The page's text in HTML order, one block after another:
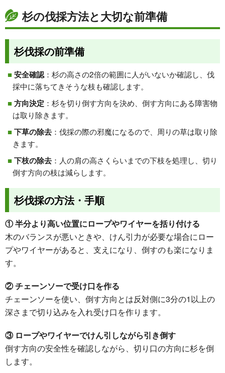
杉の伐採方法と大切な前準備
杉伐採の前準備
安全確認：杉の高さの2倍の範囲に人がいないか確認し、伐
採中に落ちてきそうな枝も確認します。
方向決定 ：杉を切り倒す方向を決め、倒す方向にある障害物
は取り除きます。
下草の除去：伐採の際の邪魔になるので、周りの草は取り除
きます。
下枝の除去：人の肩の高さくらいまでの下枝を処理し、切り
倒す方向の枝は減らします。
杉伐採の方法・手順
① 半分より高い位置にロープやワイヤーを括り付ける
木のバランスが悪いときや、けん引力が必要な場合にロー
プやワイヤーがあると、支えになり、倒すのも楽になりま
す。
② チェーンソーで受け口を作る
チェーンソーを使い、倒す方向とは反対側に3分の1以上の
深さまで切り込みを入れ受け口を作ります。
③ ロープやワイヤーでけん引しながら引き倒す
倒す方向の安全性を確認しながら、切り口の方向に杉を倒
します。